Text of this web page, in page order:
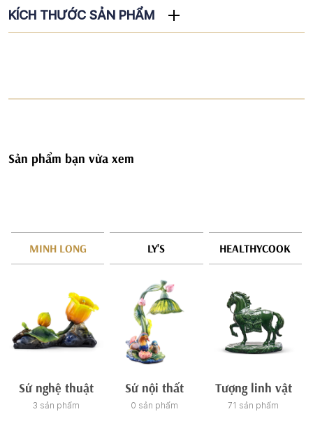
KÍCH THƯỚC SẢN PHẨM
Sản phẩm bạn vừa xem
MINH LONG LY'S HEALTHYCOOK
Sứ nghệ thuật
3 sản phẩm
Sứ nội thất
0 sản phẩm
Tượng linh vật
71 sản phẩm